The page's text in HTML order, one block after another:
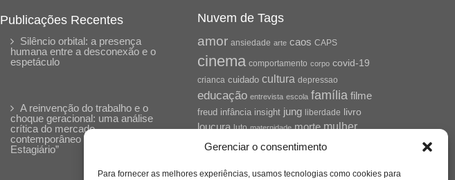
Gerenciar o consentimento
Para fornecer as melhores experiências, usamos tecnologias como cookies para
Publicações Recentes
Silêncio orbital: a presença
humana entre a desconexão e o
espetáculo
A reinvenção do trabalho e o
choque geracional: uma análise
crítica do mercado
contemporâneo em “Um Senhor
Estagiário”
Nuvem de Tags
amor ansiedade arte caos CAPS
cinema comportamento corpo covid-19
crianca cuidado cultura depressao
educação entrevista escola família filme
freud infância insight jung liberdade livro
loucura luto maternidade morte mulher
pandemia psicanálise
psicologia redes sociais